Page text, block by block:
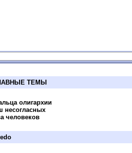
ТЕМЫ
олигархии
несогласных
человеков